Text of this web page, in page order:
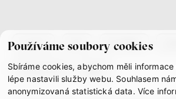
Používáme soubory cookies
Sbíráme cookies, abychom měli
lépe nastavili služby webu. Souhlasem
anonymizovaná statistická data. Více
Jsem
Jan
Matouš
co je if tým kontakty
partnerství gdpr